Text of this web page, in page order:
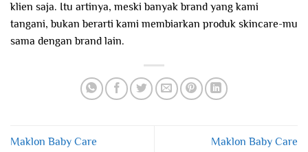
klien saja. Itu artinya, meski banyak brand yang kami
tangani, bukan berarti kami membiarkan produk skincare-mu
sama dengan brand lain.
Maklon Baby Care
Maklon Baby Care